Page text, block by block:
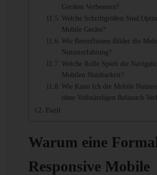
Geräten Verbessern?
Welche Schriftgrößen Sind
Mobile Geräte?
Wie Beeinflussen Bilder die
Nutzererfahrung?
Welche Rolle Spielt die
Mobilen Nutzbarkeit?
Wie Kann Ich die Mobile
ohne Vollständigen Relaunch
Fazit
Warum eine
Responsive Mobile